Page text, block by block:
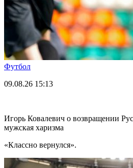
Футбол
09.08.26 15:13
Игорь Ковалевич о возвращении
мужская харизма
«Классно вернулся».